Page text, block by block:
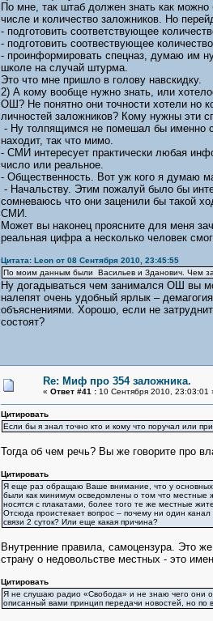
По мне, так штаб должен знать как
числе и количество заложников. Но
- подготовить соответствующее
- подготовить соотвествующее
- проинформировать спецназ, думаю им
школе на случай штурма.
Это что мне пришло в голову навскидку.
2) А кому вообще нужно знать, или
ОШ? Не понятно они точности хотели но
личностей заложников? Кому нужны эти
- Ну толпящимся не помешал бы именно
находит, так что мимо.
- СМИ интересует практически любая
число или реальное.
- Общественность. Вот уж кого я думаю
- Начальству. Этим пожалуй было бы
сомневаюсь что они заценили бы такой
СМИ.
Может вы наконец проясните для меня
реальная цифра а несколько человек
Цитата: Leon от 08 Сентября 2010, 23:45:55
По моим данным были Васильев и Зданович. Чем
Ну догадываться чем занимался ОШ вы
налепят очень удобный ярлык –
объяснениями. Хорошо, если не
состоят?
Re: Миф про 354 заложника.
« Ответ #41 :10 Сентября 2010, 23:03:01
Цитировать
Если бы я знал точно кто и кому что поручал или
Тогда об чем речь? Вы же говорите про
Цитировать
Я еще раз обращаю Ваше внимание, что у основных
были как минимум осведомлены о том что местные
носятся с плакатами, более того те же местные
Отсюда проистекает вопрос – почему ни один
связи 2 суток? Или еще какая причина?
Внутренние правила, самоцензура. Это
страну о недовольстве местных - это
Цитировать
Я не слушаю радио «Свобода» и не знаю чего они
описанный вами принцип передачи новостей, но по